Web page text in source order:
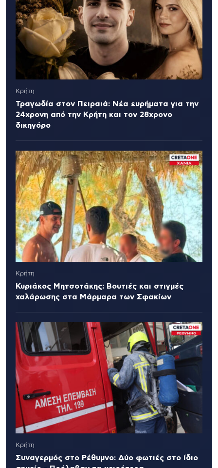
Κρήτη
Τραγωδία στον Πειραιά: Νέα ευρήματα για την
24χρονη από την Κρήτη και τον 28χρονο
δικηγόρο
Κρήτη
Κυριάκος Μητσοτάκης: Βουτιές και στιγμές
χαλάρωσης στα Μάρμαρα των Σφακίων
Κρήτη
Συναγερμός στο Ρέθυμνο: Δύο φωτιές στο ίδιο